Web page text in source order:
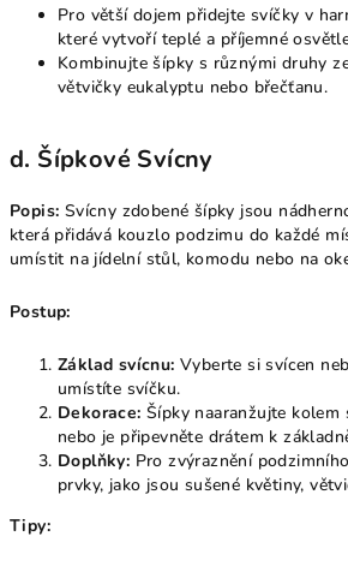
Pro větší dojem přidejte svíčky v
které vytvoří teplé a příjemné
Kombinujte šípky s různými druhy
větvičky eukalyptu nebo břečťanu.
d. Šípkové Svícny
Popis: Svícny zdobené šípky jsou
která přidává kouzlo podzimu do každé
umístit na jídelní stůl, komodu nebo na
Postup:
Základ svícnu: Vyberte si svícen
umístíte svíčku.
Dekorace: Šípky naaranžujte kolem
nebo je připevněte drátem k
Doplňky: Pro zvýraznění
prvky, jako jsou sušené květiny,
Tipy: